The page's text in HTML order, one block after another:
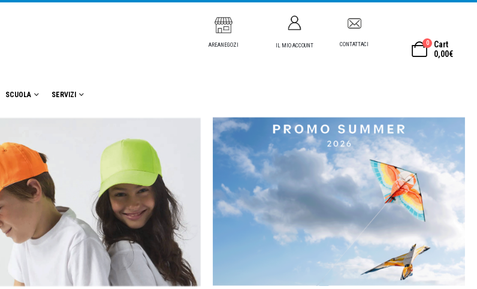
AREANEGOZI IL MIO ACCOUNT CONTATTACI 0
Cart
0,00€
SCUOLA SERVIZI